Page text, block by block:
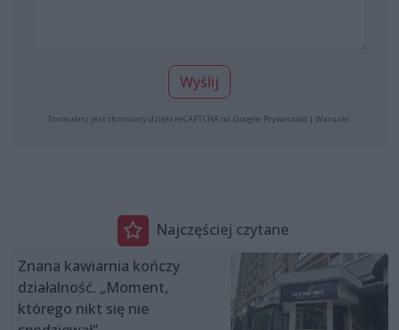
Wyślij
Formularz jest chroniony dzięki reCAPTCHA od Google: Prywatność | Warunki
Najczęściej czytane
Znana kawiarnia kończy
działalność. „Moment,
którego nikt się nie